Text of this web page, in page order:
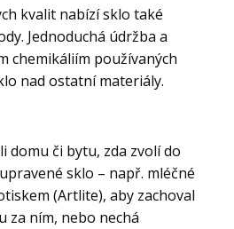
kvalit nabízí sklo také
Jednoduchá údržba a
chemikáliím používaných
nad ostatní materiály.
domu či bytu, zda zvolí do
sklo – např. mléčné
(Artlite), aby zachoval
za ním, nebo nechá